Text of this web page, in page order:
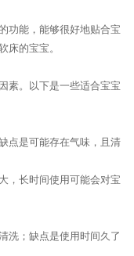
功能，能够很好地贴合宝
床的宝宝。
素。以下是一些适合宝宝
点是可能存在气味，且清
，长时间使用可能会对宝
洗；缺点是使用时间久了